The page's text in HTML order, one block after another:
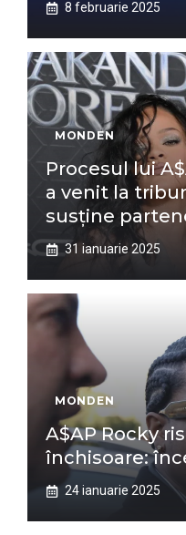
8 februarie 2025
MONDEN
Procesul lui
a venit la
susține
31 ianuarie 2025
MONDEN
A$AP Rocky
închisoare:
24 ianuarie 2025